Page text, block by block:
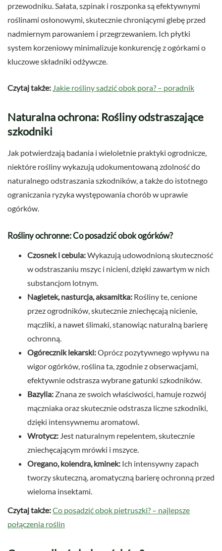
przewodniku. Sałata, szpinak i roszponka są efektywnymi
roślinami osłonowymi, skutecznie chroniącymi glebę przed
nadmiernym parowaniem i przegrzewaniem. Ich płytki
system korzeniowy minimalizuje konkurencję z ogórkami o
kluczowe składniki odżywcze.
Czytaj także: Jakie rośliny sadzić obok pora? – poradnik
Naturalna ochrona: Rośliny odstraszające
szkodniki
Jak potwierdzają badania i wieloletnie praktyki ogrodnicze,
niektóre rośliny wykazują udokumentowaną zdolność do
naturalnego odstraszania szkodników, a także do istotnego
ograniczania ryzyka występowania chorób w uprawie
ogórków.
Rośliny ochronne: Co posadzić obok ogórków?
Czosnek i cebula:Wykazują udowodnioną skuteczność
w odstraszaniu mszyc i nicieni, dzięki zawartym w nich
substancjom lotnym.
Nagietek, nasturcja, aksamitka: Rośliny te, cenione
przez ogrodników, skutecznie zniechęcają nicienie,
mączliki, a nawet ślimaki, stanowiąc naturalną barierę
ochronną.
Ogórecznik lekarski:Oprócz pozytywnego wpływu na
wigor ogórków, roślina ta, zgodnie z obserwacjami,
efektywnie odstrasza wybrane gatunki szkodników.
Bazylia: Znana ze swoich właściwości, hamuje rozwój
mączniaka oraz skutecznie odstrasza liczne szkodniki,
dzięki intensywnemu aromatowi.
Wrotycz: Jest naturalnym repelentem, skutecznie
zniechęcającym mrówki i mszyce.
Oregano, kolendra, kminek: Ich intensywny zapach
tworzy skuteczną, aromatyczną barierę ochronną przed
wieloma insektami.
Czytaj także:Co posadzić obok pietruszki? – najlepsze
połączenia roślin